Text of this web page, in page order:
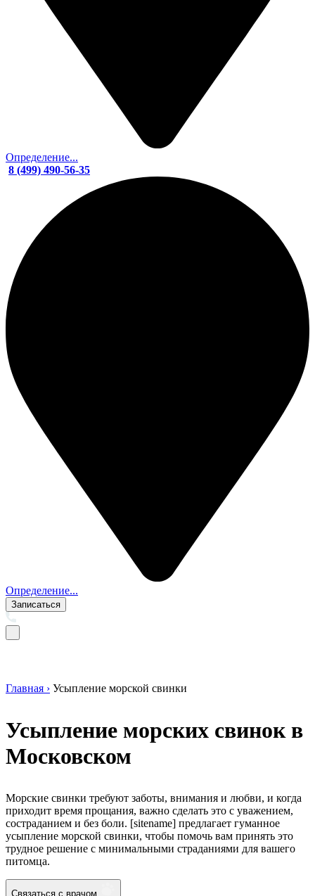
Определение...
8 (499) 490-56-35
Определение...
Записаться
Главная › Усыпление морской свинки
Усыпление морских свинок в
Московском
Морские свинки требуют заботы, внимания и любви, и когда
приходит время прощания, важно сделать это с уважением,
состраданием и без боли. [sitename] предлагает гуманное
усыпление морской свинки, чтобы помочь вам принять это
трудное решение с минимальными страданиями для вашего
питомца.
Связаться с врачом